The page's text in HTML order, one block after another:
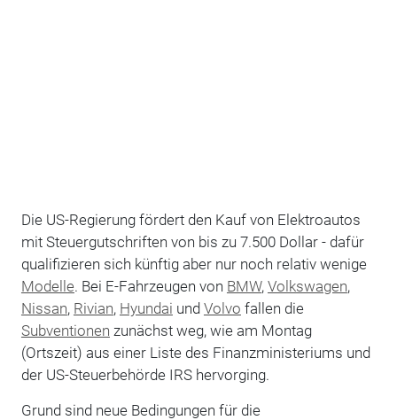
Die US-Regierung fördert den Kauf von Elektroautos
mit Steuergutschriften von bis zu 7.500 Dollar - dafür
qualifizieren sich künftig aber nur noch relativ wenige
Modelle. Bei E-Fahrzeugen von BMW, Volkswagen,
Nissan, Rivian, Hyundai und Volvo fallen die
Subventionen zunächst weg, wie am Montag
(Ortszeit) aus einer Liste des Finanzministeriums und
der US-Steuerbehörde IRS hervorging.
Grund sind neue Bedingungen für die